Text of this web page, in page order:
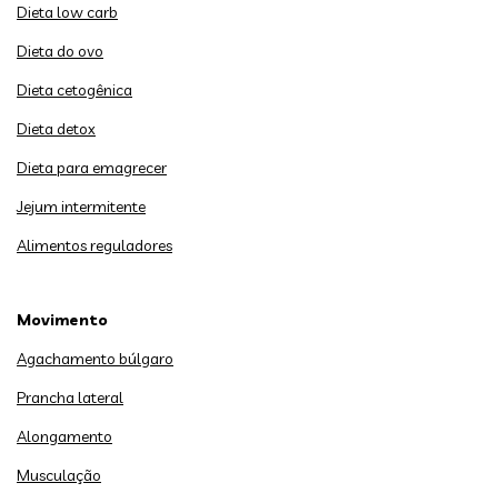
Dieta low carb
Dieta do ovo
Dieta cetogênica
Dieta detox
Dieta para emagrecer
Jejum intermitente
Alimentos reguladores
Movimento
Agachamento búlgaro
Prancha lateral
Alongamento
Musculação